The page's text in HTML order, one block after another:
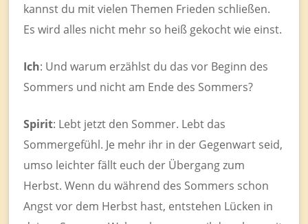
kannst du mit vielen Themen Frieden schließen.
Es wird alles nicht mehr so heiß gekocht wie einst.
Ich: Und warum erzählst du das vor Beginn des
Sommers und nicht am Ende des Sommers?
Spirit: Lebt jetzt den Sommer. Lebt das
Sommergefühl. Je mehr ihr in der Gegenwart seid,
umso leichter fällt euch der Übergang zum
Herbst. Wenn du während des Sommers schon
Angst vor dem Herbst hast, entstehen Lücken in